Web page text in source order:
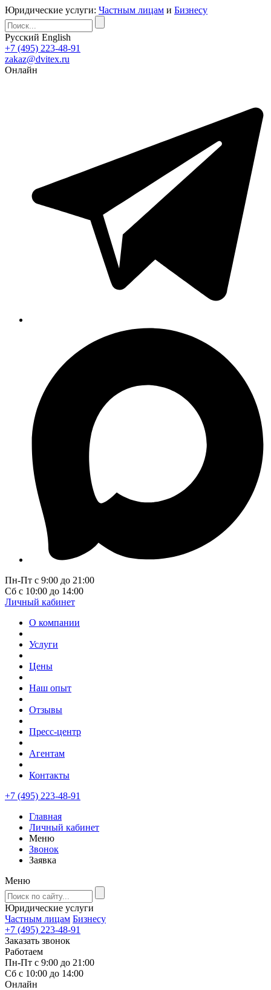
Юридические услуги: Частным лицам и Бизнесу
Русский English
+7 (495) 223-48-91
zakaz@dvitex.ru
Онлайн
Пн-Пт с 9:00 до 21:00
Сб с 10:00 до 14:00
Личный кабинет
О компании
Услуги
Цены
Наш опыт
Отзывы
Пресс-центр
Агентам
Контакты
+7 (495) 223-48-91
Главная
Личный кабинет
Меню
Звонок
Заявка
Меню
Юридические услуги
Частным лицам Бизнесу
+7 (495) 223-48-91
Заказать звонок
Работаем
Пн-Пт с 9:00 до 21:00
Сб с 10:00 до 14:00
Онлайн